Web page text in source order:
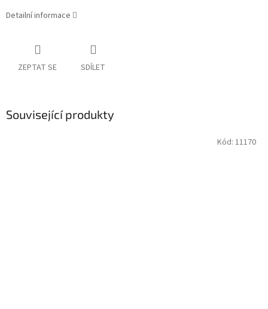
Detailní informace
ZEPTAT SE SDÍLET
Související produkty
Kód: 11170